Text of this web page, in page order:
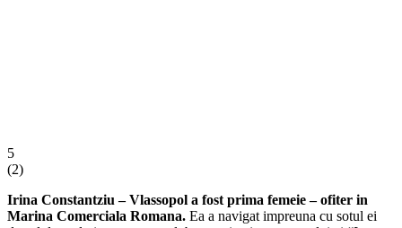
5
(2)
Irina Constantziu – Vlassopol a fost prima femeie – ofiter in
Marina Comerciala Romana. Ea a navigat impreuna cu sotul ei